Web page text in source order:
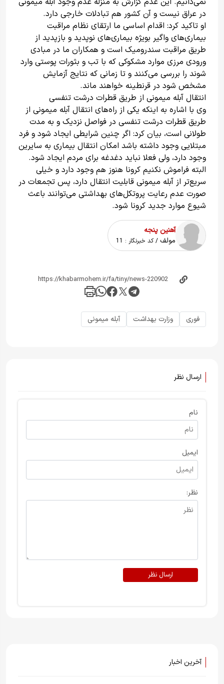
در عراق نیست و آن کشور هم تبادلات خارجی دارد.
او تاکید کرد: اقدام اساسی ما ارتقای نظام مراقبت
بیماری‌های واگیر بویژه بیماری‌های نوپدید و بازپدید از
طریق مراقبت سندرومیک است و همکاران ما در مبادی
ورودی مرزی موارد مشکوکی که با تب و بثورات پوستی وارد
شوند را بررسی می‌کنند و تا زمانی که نتایج آزمایش
مشخص شود در قرنطینه خواهند ماند.
انتقال آبله میمونی از طریق قطرات درشت تنفسی
وی با اشاره به اینکه یکی از راه‌های انتقال آبله میمونی از
طریق قطرات درشت تنفسی در فواصل نزدیک و به مدت
طولانی است، بیان کرد: اگر چنین شرایطی ایجاد شود و فرد
مبتلایی وجود داشته باشد امکان انتقال بیماری به سایرین
وجود دارد، ولی فعلا نباید دغدغه برای مردم ایجاد شود.
البته فراموش نکنیم کرونا هنوز هم وجود دارد و خیلی
سریع‌تر از آبله میمونی قابلیت انتقال دارد، پس تجمعات در
صورت عدم رعایت پروتکل‌های بهداشتی می‌توانند باعث
شیوع موارد جدید کرونا شود.
آهنین پنجه
مولف / کد خبرنگار : 11
فوری وزارت بهداشت آبله میمونی
ارسال نظر
نام
ایمیل
نظر:
ارسال نظر
آخرین اخبار